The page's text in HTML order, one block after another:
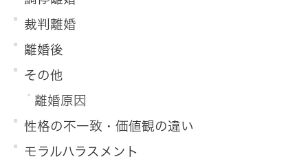
裁判離婚
離婚後
その他
離婚原因
性格の不一致・価値観の違い
モラルハラスメント